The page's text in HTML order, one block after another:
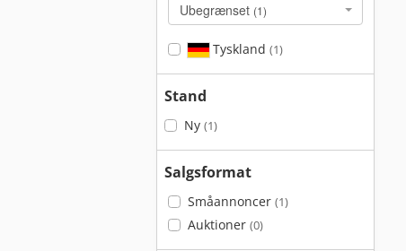
Ubegrænset (1)
Tyskland (1)
Stand
Ny (1)
Salgsformat
Småannoncer (1)
Auktioner (0)